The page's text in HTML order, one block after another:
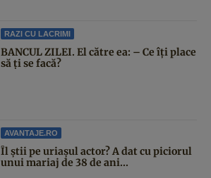
RAZI CU LACRIMI
BANCUL ZILEI. El către ea: – Ce îți place
să ți se facă?
AVANTAJE.RO
Îl știi pe uriașul actor? A dat cu piciorul
unui mariaj de 38 de ani...